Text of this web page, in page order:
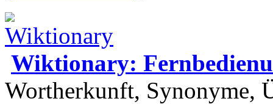
Wiktionary:
Wortherkunft, Synonyme,